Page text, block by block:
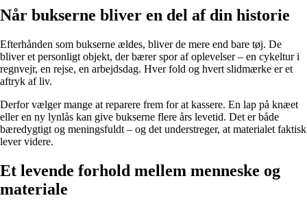
Når bukserne bliver en del af din historie
Efterhånden som bukserne ældes, bliver de mere end bare tøj. De
bliver et personligt objekt, der bærer spor af oplevelser – en cykeltur i
regnvejr, en rejse, en arbejdsdag. Hver fold og hvert slidmærke er et
aftryk af liv.
Derfor vælger mange at reparere frem for at kassere. En lap på knæet
eller en ny lynlås kan give bukserne flere års levetid. Det er både
bæredygtigt og meningsfuldt – og det understreger, at materialet faktisk
lever videre.
Et levende forhold mellem menneske og
materiale